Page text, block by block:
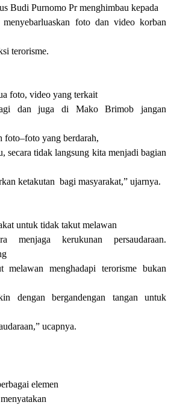
Budi Purnomo Prmenghimbau kepada
foto dan video korban
terorisme.
foto, video yang terkait
dan juga di Mako Brimob jangan
foto–foto yang berdarah,
secara tidak langsung kita menjadi bagian
ketakutan bagi masyarakat,” ujarnya.
untuk tidak takut melawan
menjaga kerukunan persaudaraan.
menghadapi terorisme bukan
dengan bergandengan tangan untuk
,” ucapnya.
elemen